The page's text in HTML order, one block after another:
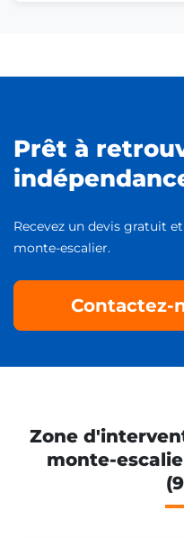
Prêt à
Recevez un devis gratuit
monte-escalier.
Contactez-
Zone
monte-